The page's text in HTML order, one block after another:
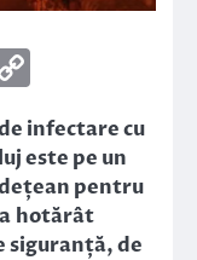
Link
infectare cu
este pe un
pentru
a hotărât
siguranță, de